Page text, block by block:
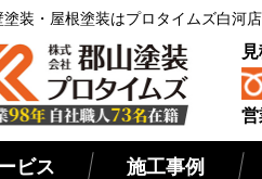
装・屋根塗装はプロタイムズ白河店
営
ビス 施工事例